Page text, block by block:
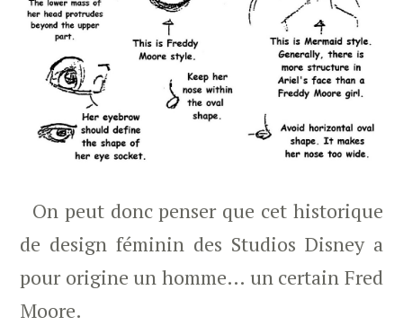
On peut donc penser que cet historique
de design féminin des Studios Disney a
pour origine un homme… un certain Fred
Moore.